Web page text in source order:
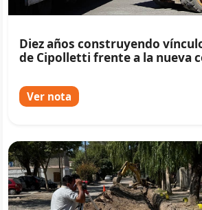
Diez años construyendo
de Cipolletti frente a la nueva
Ver nota